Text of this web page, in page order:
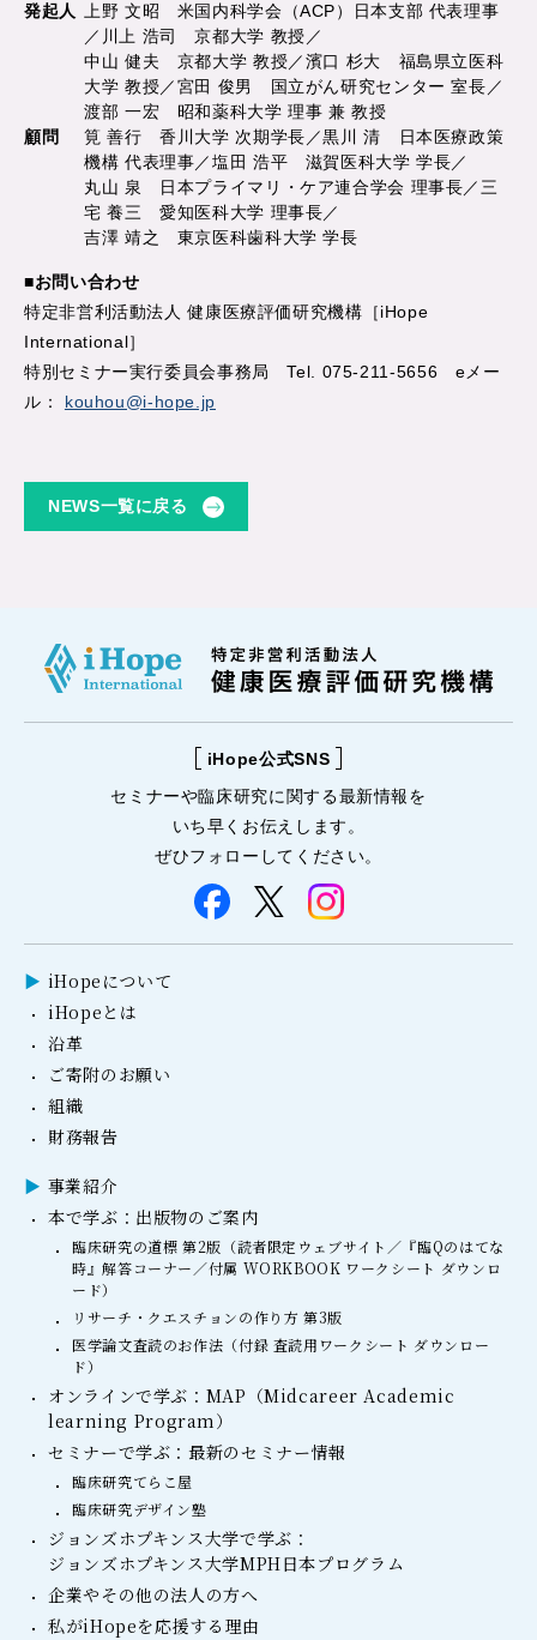
発起人
上野 文昭 米国内科学会（ACP）日本支部 代表理事
／川上 浩司 京都大学 教授／
中山 健夫 京都大学 教授／濱口 杉大 福島県立医科
大学 教授／宮田 俊男 国立がん研究センター 室長／
渡部 一宏 昭和薬科大学 理事 兼 教授
顧問
筧 善行 香川大学 次期学長／黒川 清 日本医療政策
機構 代表理事／塩田 浩平 滋賀医科大学 学長／
丸山 泉 日本プライマリ・ケア連合学会 理事長／三
宅 養三 愛知医科大学 理事長／
吉澤 靖之 東京医科歯科大学 学長
■お問い合わせ
特定非営利活動法人 健康医療評価研究機構［iHope
International］
特別セミナー実行委員会事務局 Tel. 075-211-5656 eメー
ル： kouhou@i-hope.jp
NEWS一覧に戻る
iHope公式SNS
セミナーや臨床研究に関する最新情報を
いち早くお伝えします。
ぜひフォローしてください。
iHopeについて
iHopeとは
沿革
ご寄附のお願い
組織
財務報告
事業紹介
本で学ぶ：出版物のご案内
臨床研究の道標 第2版（読者限定ウェブサイト／『臨Qのはてな
時』解答コーナー／付属 WORKBOOK ワークシート ダウンロ
ード）
リサーチ・クエスチョンの作り方 第3版
医学論文査読のお作法（付録 査読用ワークシート ダウンロー
ド）
オンラインで学ぶ：MAP（Midcareer Academic
learning Program）
セミナーで学ぶ：最新のセミナー情報
臨床研究てらこ屋
臨床研究デザイン塾
ジョンズホプキンス大学で学ぶ：
ジョンズホプキンス大学MPH日本プログラム
企業やその他の法人の方へ
私がiHopeを応援する理由